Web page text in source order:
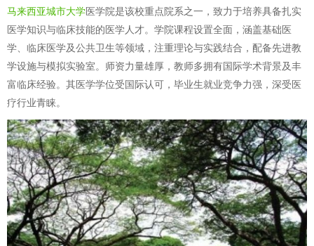
马来西亚城市大学 医学院是该校重点院系之一，致力于培养具备扎实
医学知识与临床技能的医学人才。学院课程设置全面，涵盖基础医
学、临床医学及公共卫生等领域，注重理论与实践结合，配备先进教
学设施与模拟实验室。师资力量雄厚，教师多拥有国际学术背景及丰
富临床经验。其医学学位受国际认可，毕业生就业竞争力强，深受医
疗行业青睐。